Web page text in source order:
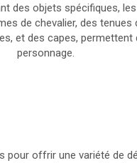
des objets spécifiques,
de chevalier, des
et des capes,
personnage.
pour offrir une variété de